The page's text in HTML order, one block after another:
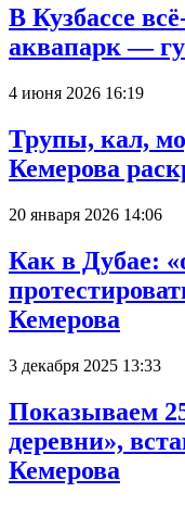
В Кузбассе
аквапарк —
4 июня 2026 16:19
Трупы, кал,
Кемерова
20 января 2026 14:06
Как в Дубае:
Кемерова
3 декабря 2025 13:33
Показываем
деревни»,
Кемерова